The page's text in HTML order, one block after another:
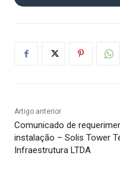
Artigo anterior
Comunicado de
instalação – Solis Tower
Infraestrutura LTDA